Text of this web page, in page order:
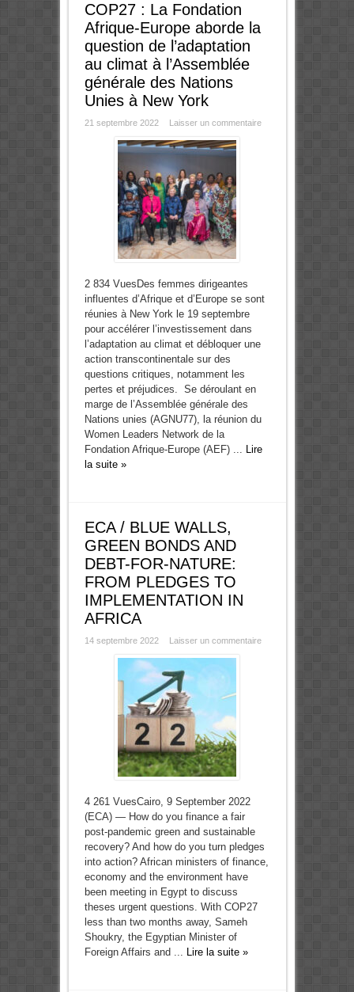
COP27 : La Fondation
Afrique-Europe aborde la
question de l’adaptation
au climat à l’Assemblée
générale des Nations
Unies à New York
21 septembre 2022 Laisser un commentaire
2 834 VuesDes femmes dirigeantes
influentes d’Afrique et d’Europe se sont
réunies à New York le 19 septembre
pour accélérer l’investissement dans
l’adaptation au climat et débloquer une
action transcontinentale sur des
questions critiques, notamment les
pertes et préjudices. Se déroulant en
marge de l’Assemblée générale des
Nations unies (AGNU77), la réunion du
Women Leaders Network de la
Fondation Afrique-Europe (AEF) ... Lire
la suite »
ECA / BLUE WALLS,
GREEN BONDS AND
DEBT-FOR-NATURE:
FROM PLEDGES TO
IMPLEMENTATION IN
AFRICA
14 septembre 2022 Laisser un commentaire
4 261 VuesCairo, 9 September 2022
(ECA) — How do you finance a fair
post-pandemic green and sustainable
recovery? And how do you turn pledges
into action? African ministers of finance,
economy and the environment have
been meeting in Egypt to discuss
theses urgent questions. With COP27
less than two months away, Sameh
Shoukry, the Egyptian Minister of
Foreign Affairs and ... Lire la suite »